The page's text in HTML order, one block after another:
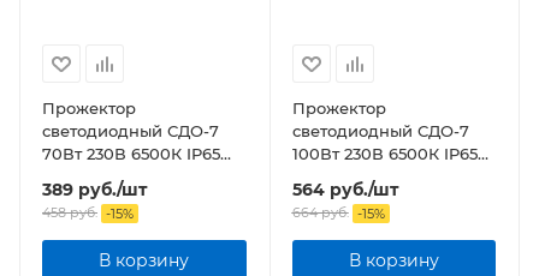
Прожектор
светодиодный СДО-7
70Вт 230В 6500К IP65
389 руб./шт
458руб. -15%
В корзину
Прожектор
светодиодный СДО-7
100Вт 230В 6500К IP65
564руб./шт
664руб. -15%
В корзину